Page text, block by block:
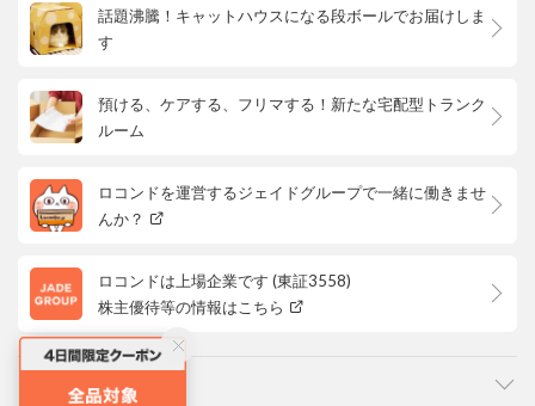
話題沸騰！キャットハウスになる段ボールでお届けしま
す
預ける、ケアする、フリマする！新たな宅配型トランク
ルーム
ロコンドを運営するジェイドグループで一緒に働きませ
んか？
ロコンドは上場企業です (東証3558)
株主優待等の情報はこちら
カテゴリ